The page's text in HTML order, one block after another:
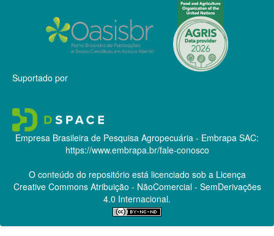
Suportado por
Empresa Brasileira de Pesquisa Agropecuária - Embrapa SAC:
https://www.embrapa.br/fale-conosco
O conteúdo do repositório está licenciado sob a Licença
Creative CommonsAtribuição - NãoComercial - SemDerivações
4.0 Internacional.